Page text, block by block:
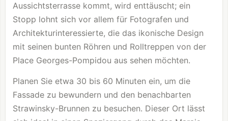
Aussichtsterrasse kommt, wird enttäuscht; ein
Stopp lohnt sich vor allem für Fotografen und
Architekturinteressierte, die das ikonische Design
mit seinen bunten Röhren und Rolltreppen von der
Place Georges-Pompidou aus sehen möchten.
Planen Sie etwa 30 bis 60 Minuten ein, um die
Fassade zu bewundern und den benachbarten
Strawinsky-Brunnen zu besuchen. Dieser Ort lässt